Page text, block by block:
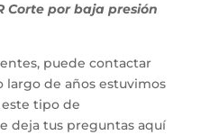
Corte por baja presión
puede contactar
largo de años estuvimos
tipo de
deja tus preguntas aquí